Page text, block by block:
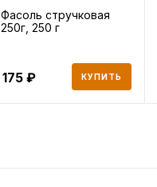
Фасоль стручковая
250г, 250 г
175 КУПИТЬ